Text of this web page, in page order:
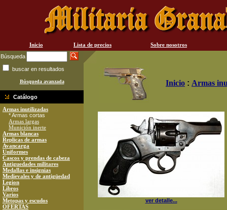
Inicio Lista de precios
Sobre nosotros
Búsqueda
buscar en resultados
Búsqueda avanzada
Catálogo
Armas inutilizadas
* Armas cortas
Armas largas
Munición inerte
Armas blancas
Replicas de armas
Avancarga
Uniformes
Cascos y prendas de cabeza
Antiguedades militares
Medallas e insignias
Medievales y de antigüedad
Legion
Libros
Varios
Metopas y escudos
OFERTAS
Inicio : Armas
ver detalle...